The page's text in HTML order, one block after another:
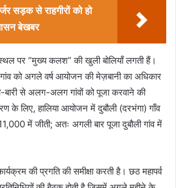
सड़क से राहगीरों को हो
बेखबर
पर “मुख्य कलश” की खुली बोलियाँ लगती हैं।
को अगले वर्ष आयोजन की मेज़बानी का अधिकार
बारी से अलग-अलग गांवों को पूजा करवाने की
के लिए, हालिया आयोजन में दुबौली (दरभंगा) गाँव
में जीती; अतः अगली बार पूजा दुबौली गांव में
की प्रगति की समीक्षा करती है। छठ महापर्व